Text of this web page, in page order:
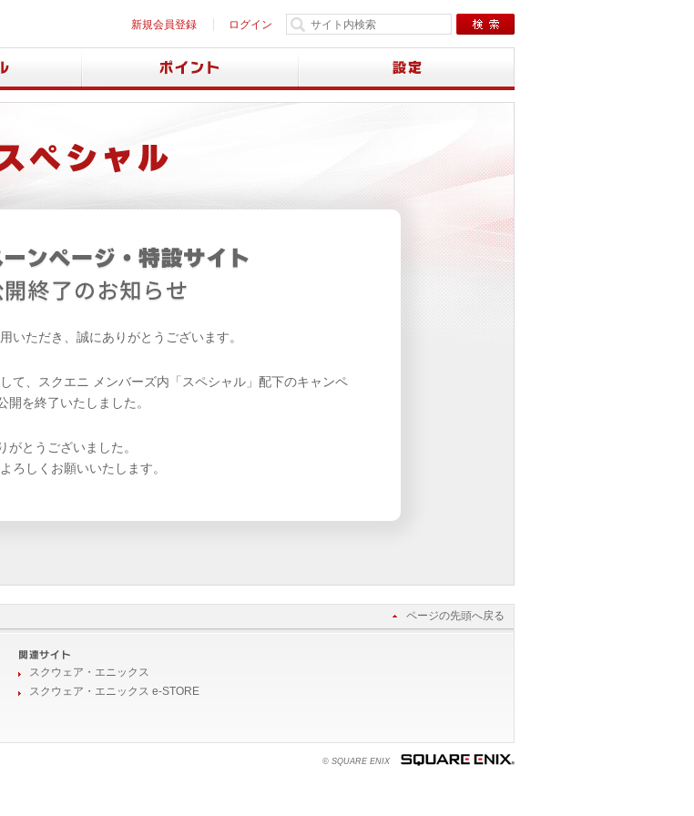
新規会員登録 ログイン
いただき、誠にありがとうございます。
て、スクエニ メンバーズ内「スペシャル」配下のキャンペ
を終了いたしました。
がとうございました。
ろしくお願いいたします。
ページの先頭へ戻る
スクウェア・エニックス
スクウェア・エニックス e-STORE
© SQUARE ENIX